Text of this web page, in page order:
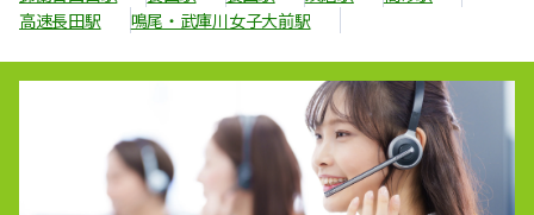
高速長田駅
鳴尾・武庫川女子大前駅